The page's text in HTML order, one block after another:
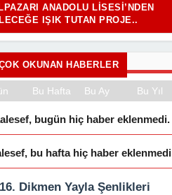
ANADOLU LISESI’NDEN
IŞIK TUTAN PROJE..
OKUNAN HABERLER
Bu Hafta Bu Ay Bu Yıl
bugün hiç haber eklenmedi.
bu hafta hiç haber
Dikmen Yayla Şenlikleri